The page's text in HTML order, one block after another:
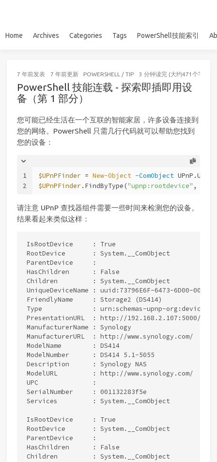
Home Archives Categories Tags PowerShell技能索引
7 年前发表 7 年前更新 POWERSHELL / TIP 3 分钟读完 (大约471个字)
PowerShell 技能连载 - 探索即插即用设
备（第 1 部分）
您可能已经生活在一个互联的智能家居，许多设备连接到
您的网络。PowerShell 只需几行代码就可以帮助您找到
您的设备：
1
2
$UPnPFinder = New-Object -ComObject
$UPnPFinder .FindByType("upnp:rootdevice" ,
请注意 UPnP 查找器组件需要一些时间来检测您的设备。
结果看起来类似这样：
IsRootDevice     : True
RootDevice       : System.__ComObject
ParentDevice     :
HasChildren      : False
Children         : System.__ComObject
UniqueDeviceName : uuid:73796E6F-6473-6D00-0000-
FriendlyName     : Storage2 (DS414)
Type             : urn:schemas-upnp-
PresentationURL  : http://192.168.2.107:5000/
ManufacturerName : Synology
ManufacturerURL  : http://www.synology.com/
ModelName        : DS414
ModelNumber      : DS414 5.1-5055
Description      : Synology NAS
ModelURL         : http://www.synology.com/
UPC              :
SerialNumber     : 001132283f5e
Services         : System.__ComObject
IsRootDevice     : True
RootDevice       : System.__ComObject
ParentDevice     :
HasChildren      : False
Children         : System.__ComObject